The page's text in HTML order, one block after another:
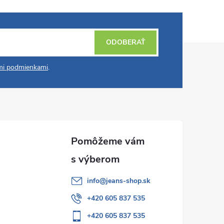
podmienkami.
ODOBERAŤ
info@jeans-shop.sk
+420 605 837 535
+420 605 837 535